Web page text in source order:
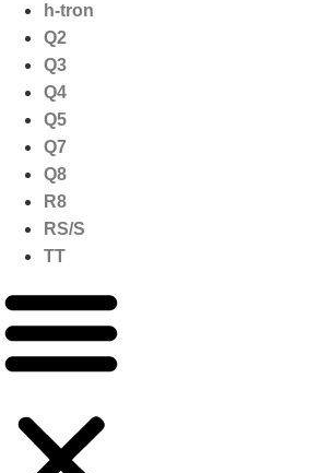
h-tron
Q2
Q3
Q4
Q5
Q7
Q8
R8
RS/S
TT